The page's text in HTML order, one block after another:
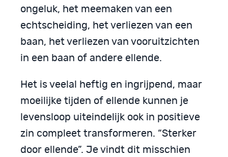
ongeluk, het meemaken van een
echtscheiding, het verliezen van een
baan, het verliezen van vooruitzichten
in een baan of andere ellende.
Het is veelal heftig en ingrijpend, maar
moeilijke tijden of ellende kunnen je
levensloop uiteindelijk ook in positieve
zin compleet transformeren. “Sterker
door ellende”. Je vindt dit misschien